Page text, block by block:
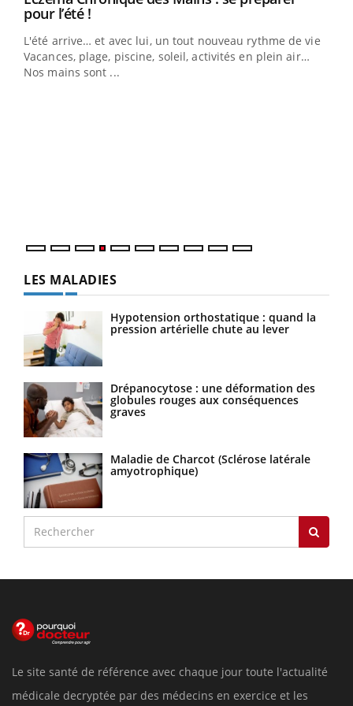
pour l’été !Youtube
L'été arrive… et avec lui, un tout nouveau rythme de vie !
Vacances, plage, piscine, soleil, activités en plein air…
Nos mains sont ...
LES MALADIES
Hypotension orthostatique : quand la
pression artérielle chute au lever
Drépanocytose : une déformation des
globules rouges aux conséquences
graves
Maladie de Charcot (Sclérose latérale
amyotrophique)
Le site santé de référence avec chaque jour toute l'actualité
médicale decryptée par des médecins en exercice et les